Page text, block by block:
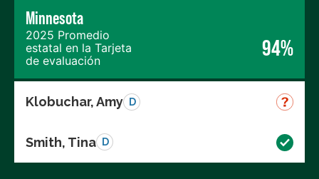
Minnesota
2025 Promedio
estatal en la Tarjeta
de evaluación
94%
Klobuchar, Amy D
Smith, Tina D